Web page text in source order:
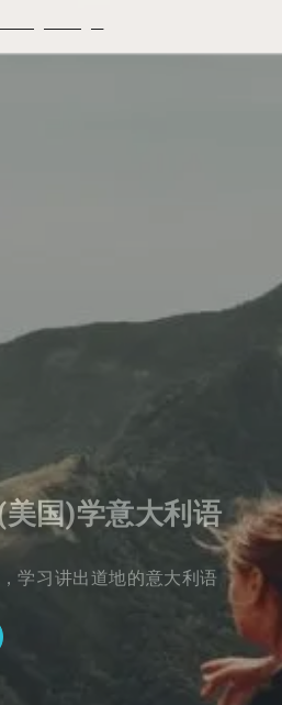
国)学意大利语
学习讲出道地的意大利语